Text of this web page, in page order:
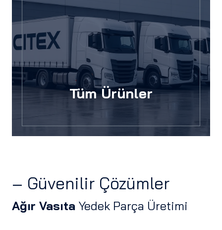
Tüm Ürünler
– Güvenilir Çözümler
Ağır Vasıta Yedek Parça Üretimi